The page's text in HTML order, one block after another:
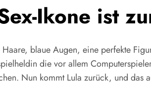
Ikone ist
Haare, blaue Augen, eine perfekte
die vor allem
Nun kommt Lula zurück, und das